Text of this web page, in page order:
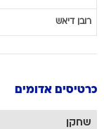
רובן דיאש
כרטיסים אדומים
שחקן